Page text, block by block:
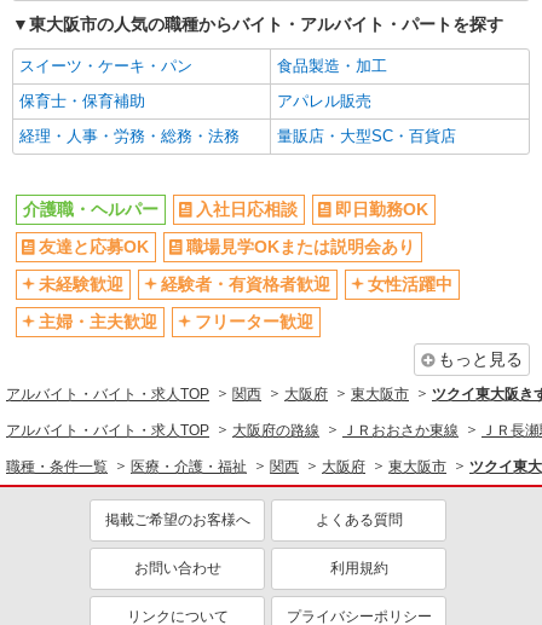
禁煙・分煙
バイク通勤OK
自転車通勤OK
残業ほぼなし
副業・WワークOK
転勤なし
交通費支給
社会保険あり
産休・育休取得実績あり
各種手当（家族・役職・インセン
研修制度あり
社員登用あり
資格取得支援制度あり
髪型・髪色自由
髭（ひげ）OK
ネイルOK
同じ職種から求人を探す
介護職・ヘルパー
未経験歓迎
ミドル（40代～）活躍中
副業・WワークOK
交通費支給
産休・育休取得実績あり
社員登用あり
東大阪市の人気の職種からバイト・アルバイト・パートを探す
スイーツ・ケーキ・パン
食品製造・加工
保育士・保育補助
アパレル販売
経理・人事・労務・総務・法務
量販店・大型SC・百貨店
介護職・ヘルパー 入社日応相談
即日勤務OK
友達と応募OK
職場見学OKまたは説明会あり
未経験歓迎
経験者・有資格者歓迎
女性活躍中
主婦・主夫歓迎
フリーター歓迎
もっと見る
アルバイト・バイト・求人TOP 関西 大阪府 東大阪市 ツクイ東大阪き
アルバイト・バイト・求人TOP 大阪府の路線 ＪＲおおさか東線 ＪＲ長
職種・条件一覧 医療・介護・福祉 関西 大阪府 東大阪市 ツクイ東
掲載ご希望のお客様へ よくある質問
お問い合わせ 利用規約
リンクについて プライバシーポリシー